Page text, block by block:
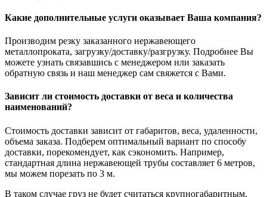
Какие дополнительные услуги оказывает Ваша компания?
Производим резку заказанного нержавеющего
металлопроката, загрузку/доставку/разгрузку. Подробнее Вы
можете узнать связавшись с менеджером или заказать
обратную связь и наш менеджер сам свяжется с Вами.
Зависит ли стоимость доставки от веса и количества
наименований?
Стоимость доставки зависит от габаритов, веса, удаленности,
объема заказа. Подберем оптимальный вариант по способу
доставки, порекомендует, как сэкономить. Например,
стандартная длина нержавеющей трубы составляет 6 метров,
мы можем порезать по 3 м.
В таком случае груз не будет считаться крупногабаритным,